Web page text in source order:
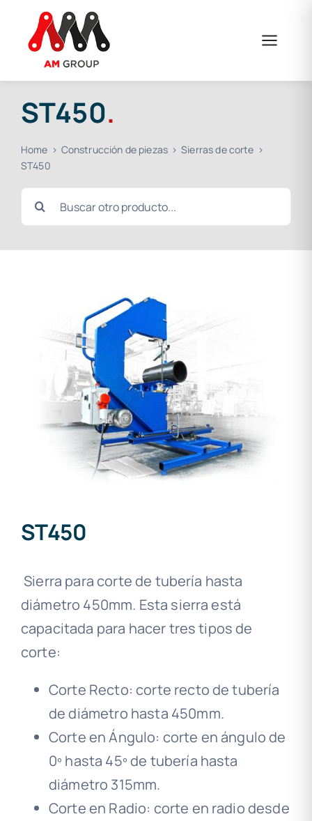
contenido
ST450.
Home Construcción de piezas
Sierras de corte
ST450
Buscar:
ST450
Sierra para corte de tubería hasta
diámetro 450mm. Esta sierra está
capacitada para hacer tres tipos de
corte:
Corte Recto: corte recto de tubería
de diámetro hasta 450mm.
Corte en Ángulo: corte en ángulo de
0º hasta 45º de tubería hasta
diámetro 315mm.
Corte en Radio: corte en radio desde